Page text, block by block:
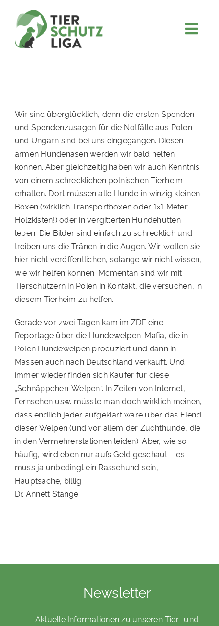
content
MITMACHEN
FÖRDERN & VERERBEN
KOOPERATIONEN
4KIDS
TIERHEIMTIERE
TIERHEIME
PATENSCHAFTEN
HELFER WERDEN
RATGEBER
Wir sind überglücklich, denn die ersten Spenden
und Spendenzusagen für die Notfälle aus Polen
und Ungarn sind bei uns eingegangen. Diesen
armen Hundenasen werden wir bald helfen
können. Aber gleichzeitig haben wir auch Kenntnis
von einem schrecklichen polnischen Tierheim
erhalten. Dort müssen alle Hunde in winzig kleinen
Boxen (wirklich Transportboxen oder 1×1 Meter
Holzkisten!) oder in vergitterten Hundehütten
leben. Die Bilder sind einfach zu schrecklich und
treiben uns die Tränen in die Augen. Wir wollen sie
hier nicht veröffentlichen, solange wir nicht wissen,
wie wir helfen können. Momentan sind wir mit
Tierschützern in Polen in Kontakt, die versuchen, in
diesem Tierheim zu helfen.
Gerade vor zwei Tagen kam im ZDF eine
Reportage über die Hundewelpen-Mafia, die in
Polen Hundewelpen produziert und dann in
Massen auch nach Deutschland verkauft. Und
immer wieder finden sich Käufer für diese
„Schnäppchen-Welpen“. In Zeiten von Internet,
Fernsehen usw. müsste man doch wirklich meinen,
dass endlich jeder aufgeklärt wäre über das Elend
dieser Welpen (und vor allem der Zuchthunde, die
in den Vermehrerstationen leiden). Aber, wie so
häufig, wird eben nur aufs Geld geschaut – es
muss ja unbedingt ein Rassehund sein,
Hauptsache, billig.
Dr. Annett Stange
Newsletter
Aktuelle Informationen zu unseren Tier- und